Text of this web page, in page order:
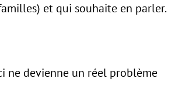
et qui souhaite en parler.
ne devienne un réel problème